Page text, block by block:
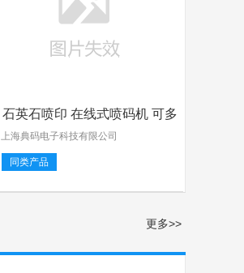
石英石喷印 在线式喷码机 可多
上海典码电子科技有限公司
同类产品
更多>>